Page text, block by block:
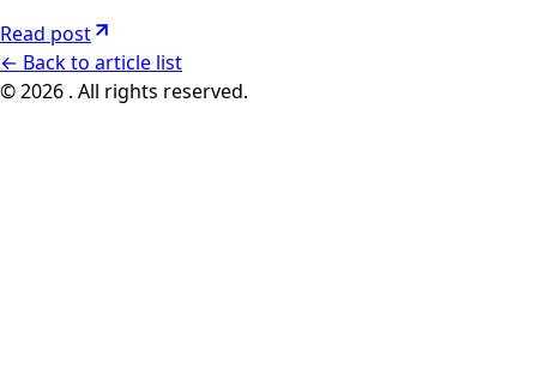
Read post
← Back to article list
© 2026 . All rights reserved.